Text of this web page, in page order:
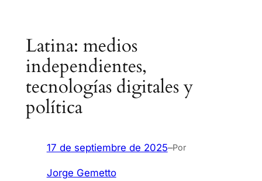
Latina: medios
independientes,
tecnologías digitales y
política
17 de septiembre de 2025–Por
Jorge Gemetto